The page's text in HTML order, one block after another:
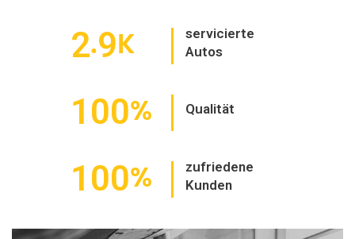
2.9 K
servicierte
Autos
100% Qualität
100%
zufriedene
Kunden